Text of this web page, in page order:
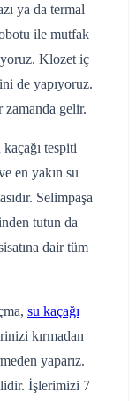
ya da termal
ile mutfak
Klozet iç
de yapıyoruz.
zamanda gelir.
tespiti
en yakın su
Selimpaşa
tutun da
dair tüm
su kaçağı
kırmadan
yaparız.
İşlerimizi 7